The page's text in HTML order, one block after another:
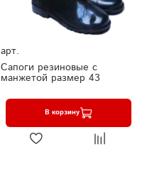
арт.
Сапоги резиновые с
манжетой размер 43
В корзину